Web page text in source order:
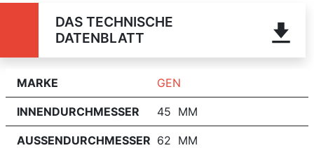
DAS TECHNISCHE
DATENBLATT
MARKE GEN
INNENDURCHMESSER 45 MM
AUSSENDURCHMESSER 62 MM